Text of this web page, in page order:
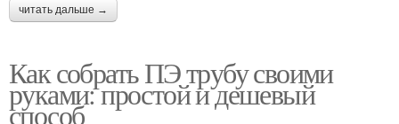
читать дальше →
Как собрать ПЭ трубу своими
руками: простой и дешевый
способ